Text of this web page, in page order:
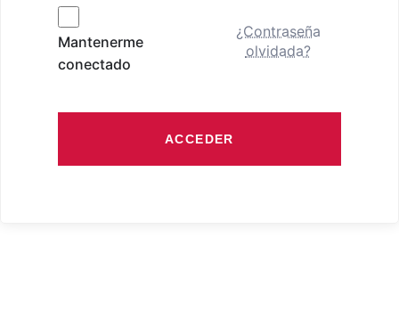
Mantenerme
conectado
¿Contraseña
olvidada?
ACCEDER